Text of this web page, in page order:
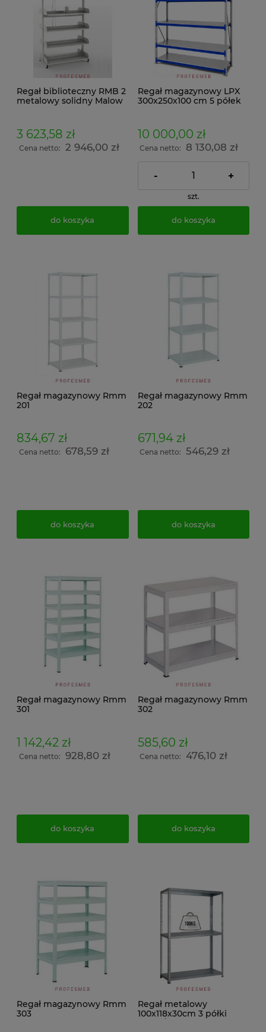
Regał biblioteczny RMB 2
metalowy solidny Malow
3 623,58 zł
Cena netto: 2 946,00 zł
do koszyka
Regał magazynowy LPX
300x250x100 cm 5 półek
10 000,00 zł
Cena netto: 8 130,08 zł
- +
szt.
do koszyka
Regał magazynowy Rmm
201
834,67 zł
Cena netto: 678,59 zł
do koszyka
Regał magazynowy Rmm
202
671,94 zł
Cena netto: 546,29 zł
do koszyka
Regał magazynowy Rmm
301
1 142,42 zł
Cena netto: 928,80 zł
do koszyka
Regał magazynowy Rmm
302
585,60 zł
Cena netto: 476,10 zł
do koszyka
Regał magazynowy Rmm
303
Regał metalowy
100x118x30cm 3 półki